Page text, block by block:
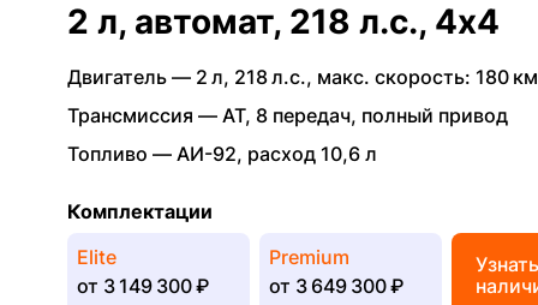
2 л, автомат, 218 л.с., 4x4
Двигатель — 2 л, 218 л.с., макс. скорость: 180
Трансмиссия — AT, 8 передач, полный привод
Топливо — АИ-92, расход 10,6 л
Комплектации
Elite
от 3 149 300 ₽
Premium
от 3 649 300 ₽
Узнать